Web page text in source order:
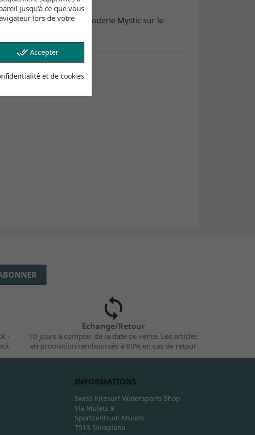
tissu. Finie avec une broderie Mystic sur le
-
Echange/Retour
10 jours à compter de la date de vente. Les articles
en promotion remboursés à 80% en cas de retour
INFORMATIONS
Swiss Kitesurf Watersports Shop
Via Mulets 9
Sportzentrum Mulets
7513 Silvaplana
jusqu'à ce que vous
lors de votre
done_all Accepter
et de cookies